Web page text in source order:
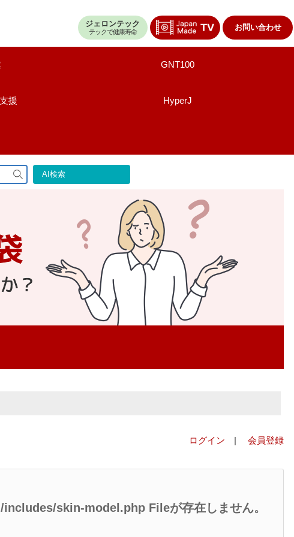
ジェロンテック
テックで健康寿命 お問い合わせ
GNT100
援 HyperJ
検
索
AI検索
ログイン | 会員登録
skin-model.php Fileが存在しません。